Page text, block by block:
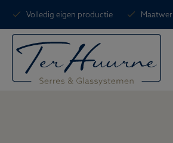
Volledig eigen productie